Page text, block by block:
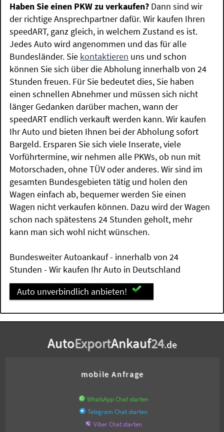
Haben Sie einen PKW zu verkaufen? Dann sind wir
der richtige Ansprechpartner dafür. Wir kaufen Ihren
speedART, ganz gleich, in welchem Zustand es ist.
Jedes Auto wird angenommen und das für alle
Bundesländer. Sie kontaktieren uns und schon
können Sie sich über die Abholung innerhalb von 24
Stunden freuen. Für Sie bedeutet dies, Sie haben
einen schnellen Abnehmer und müssen sich nicht
länger Gedanken darüber machen, wann der
speedART endlich verkauft werden kann. Wir kaufen
Ihr Auto und bieten Ihnen bei der Abholung sofort
Bargeld. Ersparen Sie sich viele Inserate, viele
Vorführtermine, wir nehmen alle PKWs, ob nun mit
Motorschaden, ohne TÜV oder anderes. Wir sind im
gesamten Bundesgebieten tätig und holen den
Wagen einfach ab, bequemer werden Sie einen
Wagen nicht verkaufen können. Dazu wird der Wagen
schon nach spätestens 24 Stunden geholt, mehr
kann man sich wohl nicht wünschen.
Bundesweiter Autoankauf - innerhalb von 24
Stunden - Wir kaufen Ihr Auto in Deutschland
Auto unverbindlich anbieten!
AutoExportAnkauf24.de
mobile Anfrage
WhatsApp Chat starten
Telegram Chat starten
Viber Chat starten